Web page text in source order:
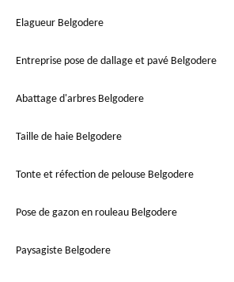
Elagueur Belgodere
Entreprise pose de dallage et pavé Belgodere
Abattage d'arbres Belgodere
Taille de haie Belgodere
Tonte et réfection de pelouse Belgodere
Pose de gazon en rouleau Belgodere
Paysagiste Belgodere